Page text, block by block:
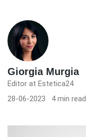
Giorgia Murgia
Editor at Estetica24
28-06-2023
4 min read